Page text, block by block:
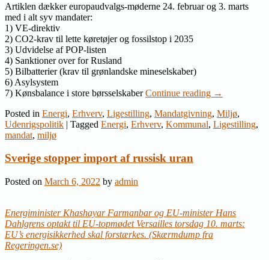
Artiklen dækker europaudvalgs-møderne 24. februar og 3. marts
med i alt syv mandater:
1) VE-direktiv
2) CO2-krav til lette køretøjer og fossilstop i 2035
3) Udvidelse af POP-listen
4) Sanktioner over for Rusland
5) Bilbatterier (krav til grønlandske mineselskaber)
6) Asylsystem
7) Kønsbalance i store børsselskaberContinue reading →
Posted in Energi, Erhverv, Ligestilling, Mandatgivning, Miljø,
Udenrigspolitik | Tagged Energi, Erhverv, Kommunal, Ligestilling,
mandat, miljø
Sverige stopper import af russisk uran
Posted on March 6, 2022 by admin
Energiminister Khashayar Farmanbar og EU-minister Hans
Dahlgrens optakt til EU-topmødet Versailles torsdag 10. marts:
EU’s energisikkerhed skal forstærkes. (Skærmdump fra
Regeringen.se)